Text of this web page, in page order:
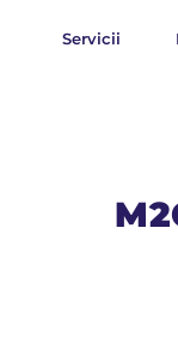
Servicii